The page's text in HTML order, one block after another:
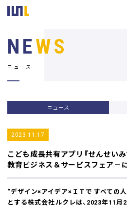
NEWS
ニュース
ニュース
2023.11.17
こども成長共有アプリ『せんせいみ
教育ビジネス＆サービスフェア－
“デザイン×アイデア×ＩＴで すべての
とする株式会社ルクレは、2023年11月